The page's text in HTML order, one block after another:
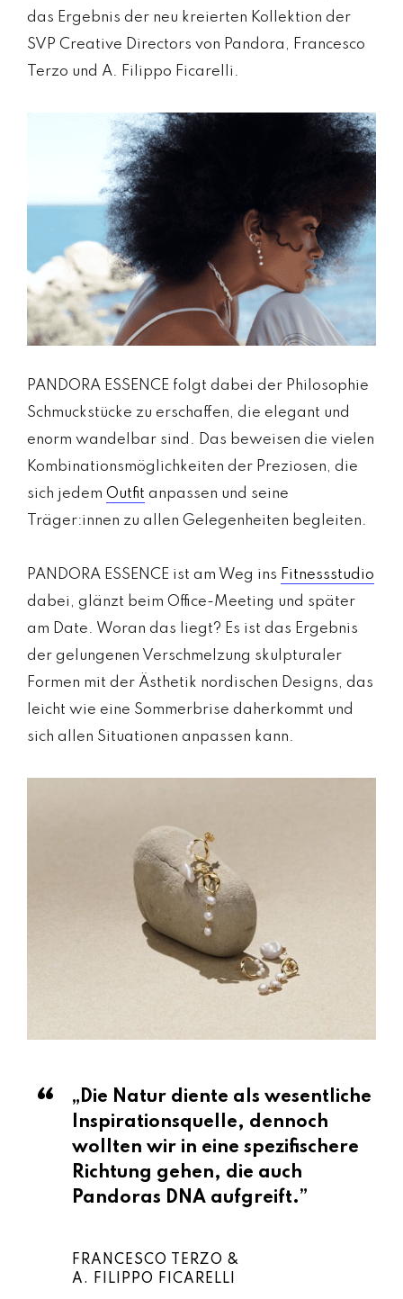
das Ergebnis der neu kreierten Kollektion der
SVP Creative Directors von Pandora, Francesco
Terzo und A. Filippo Ficarelli.
PANDORA ESSENCE folgt dabei der Philosophie
Schmuckstücke zu erschaffen, die elegant und
enorm wandelbar sind. Das beweisen die vielen
Kombinationsmöglichkeiten der Preziosen, die
sich jedem Outfit anpassen und seine
Träger:innen zu allen Gelegenheiten begleiten.
PANDORA ESSENCE ist am Weg ins Fitnessstudio
dabei, glänzt beim Office-Meeting und später
am Date. Woran das liegt? Es ist das Ergebnis
der gelungenen Verschmelzung skulpturaler
Formen mit der Ästhetik nordischen Designs, das
leicht wie eine Sommerbrise daherkommt und
sich allen Situationen anpassen kann.
„Die Natur diente als wesentliche
Inspirationsquelle, dennoch
wollten wir in eine spezifischere
Richtung gehen, die auch
Pandoras DNA aufgreift.”
FRANCESCO TERZO &
A. FILIPPO FICARELLI